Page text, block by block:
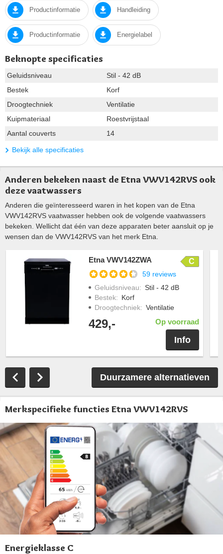
Productinformatie Handleiding
Productinformatie Energielabel
Beknopte specificaties
Geluidsniveau
Stil - 42 dB
Bestek
Korf
Droogtechniek
Ventilatie
Kuipmateriaal
Roestvrijstaal
Aantal couverts
14
Bekijk alle specificaties
Anderen bekeken naast de Etna VWV142RVS ook
deze vaatwassers
Anderen die geïnteresseerd waren in het kopen van de Etna
VWV142RVS vaatwasser hebben ook de volgende vaatwassers
bekeken. Wellicht dat één van deze apparaten beter aansluit op je
wensen dan de VWV142RVS van het merk Etna.
Etna VWV142ZWA C
59 reviews
Geluidsniveau: Stil - 42 dB
Bestek: Korf
Droogtechniek: Ventilatie
429,- Op voorraad
Info
Duurzamere alternatieven
Merkspecifieke functies Etna VWV142RVS
Energieklasse C